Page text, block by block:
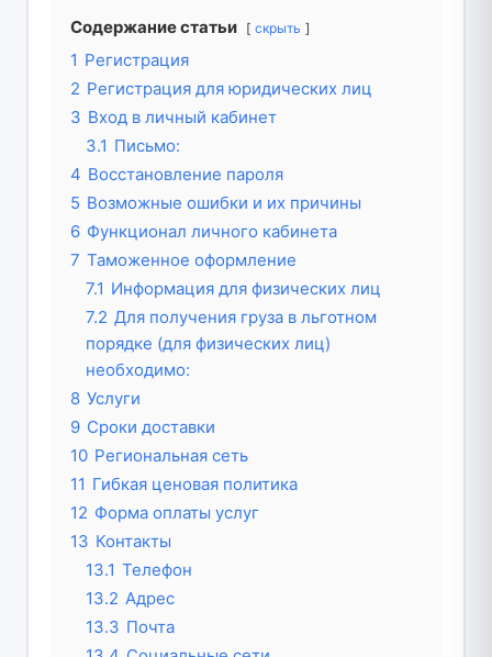
Содержание статьи скрыть
1 Регистрация
2 Регистрация для юридических лиц
3 Вход в личный кабинет
3.1 Письмо:
4 Восстановление пароля
5 Возможные ошибки и их причины
6 Функционал личного кабинета
7 Таможенное оформление
7.1 Информация для физических лиц
7.2 Для получения груза в льготном
порядке (для физических лиц)
необходимо:
8 Услуги
9 Сроки доставки
10 Региональная сеть
11 Гибкая ценовая политика
12 Форма оплаты услуг
13 Контакты
13.1 Телефон
13.2 Адрес
13.3 Почта